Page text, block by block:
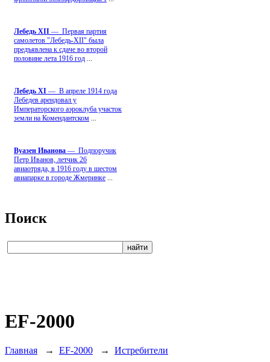
Лебедь ХII — Первая партия
самолетов "Лебедь-ХII" была
предъявлена к сдаче во второй
половине лета 1916 год
Лебедь ХI — В апреле 1914 года
Лебедев арендовал у
Императорского аэроклуба участок
земли на Комендантском
Вуазен Иванова — Подпоручик
Петр Иванов, летчик 26
авиаотряда, в 1916 году в шестом
авиапарке в городе Жмеринке
Поиск
EF-2000
Главная → EF-2000 → Истребители